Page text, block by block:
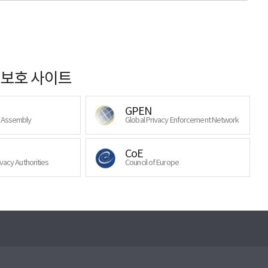
호 사이트
GPEN
Global Privacy Enforcement Network
Authorities
CoE
Council of Europe